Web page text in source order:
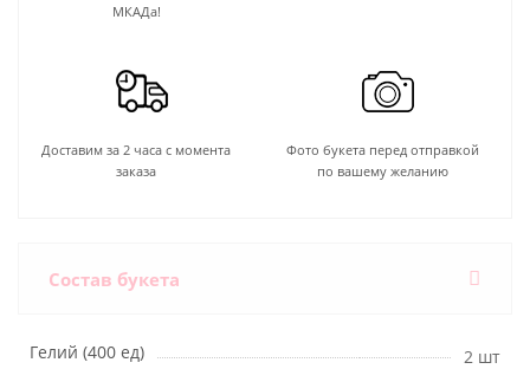
МКАДа!
Доставим за 2 часа с момента
заказа
Фото букета перед отправкой
по вашему желанию
Состав букета
Гелий (400 ед)
2 шт